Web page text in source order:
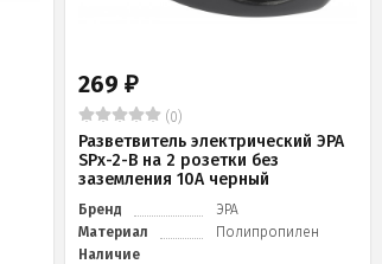
269₽
(0)
Разветвитель электрический ЭРА
SPx-2-B на 2 розетки без
заземления 10А черный
Бренд
ЭРА
Материал
Полипропилен
Наличие